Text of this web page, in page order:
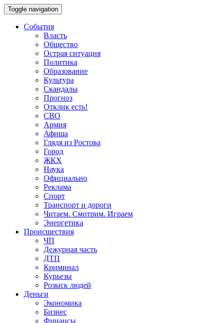
Toggle navigation
События
Власть
Общество
Острая ситуация
Политика
Образование
Культура
Скандалы
Прогноз
Отклик есть!
СВО
Армия
Афиша
Глядя из Ростова
Город
ЖКХ
Наука
Официально
Реклама
Спорт
Транспорт и дороги
Читаем. Смотрим. Играем
Энергетика
Происшествия
ЧП
Дежурная часть
ДТП
Криминал
Курьезы
Розыск людей
Деньги
Экономика
Бизнес
Финансы